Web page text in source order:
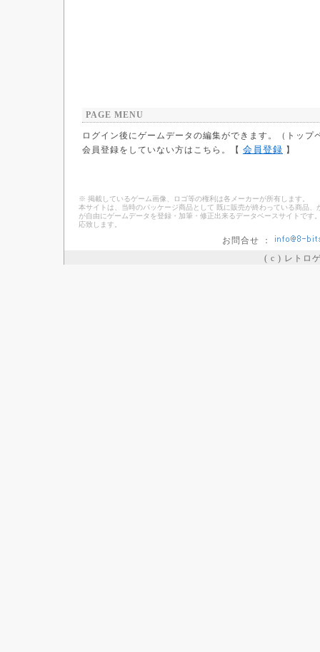
PAGE MENU
ログイン後にゲームデータの編集ができます。（トッ
会員登録をしていない方はこちら。【 会員登録 】
※ 掲載しているゲーム画像、ロゴ等の権利は各メーカーが所有します。
本サイトは、当時のパッケージ商品として 既に販売が終わっている商品
が自由にゲームデータを登録・加筆・修正出来るデータベースサイトで
応致します。
お問合せ ：
( c ) レトロ